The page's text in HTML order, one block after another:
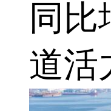
同比
道活